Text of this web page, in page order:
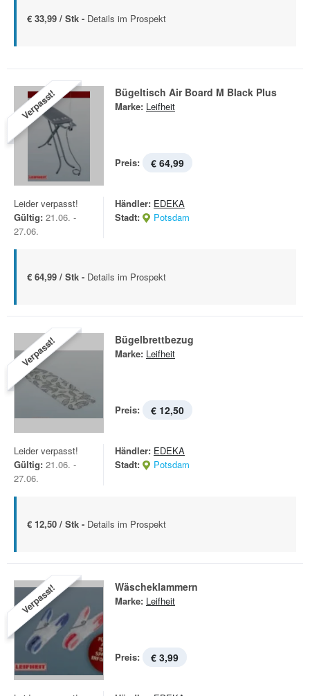
€ 33,99 / Stk - Details im Prospekt
Verpasst! Bügeltisch Air Board M Black Plus
Marke: Leifheit
Preis: € 64,99
Leider verpasst!
Gültig: 21.06. -
27.06.
Händler: EDEKA
Stadt:
Potsdam
€ 64,99 / Stk - Details im Prospekt
Verpasst! Bügelbrettbezug
Marke: Leifheit
Preis: € 12,50
Leider verpasst!
Gültig: 21.06. -
27.06.
Händler: EDEKA
Stadt:
Potsdam
€ 12,50 / Stk - Details im Prospekt
Verpasst! Wäscheklammern
Marke: Leifheit
Preis: € 3,99